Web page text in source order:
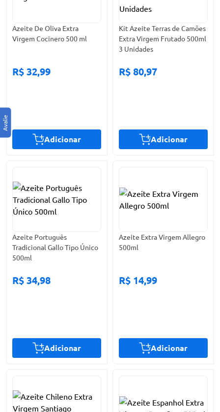
Azeite De Oliva Extra
Virgem Cocinero 500 ml
R$ 32,99
Adicionar
Kit Azeite Terras de Camões
Extra Virgem Frutado 500ml
3 Unidades
R$ 80,97
Adicionar
Azeite Português
Tradicional Gallo Tipo Único
500ml
R$ 34,98
Adicionar
Azeite Extra Virgem Allegro
500ml
R$ 14,99
Adicionar